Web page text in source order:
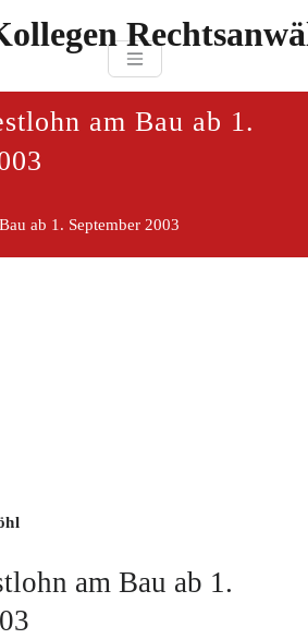
Döhl & Kollegen
am Bau ab 1.
ab 1. September 2003
am Bau ab 1.